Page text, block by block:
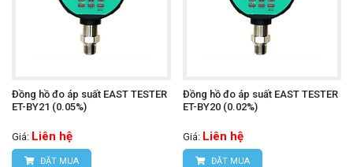
Đồng hồ đo áp suất EAST TESTER
ET-BY21 (0.05%)
Giá: Liên hệ
ĐẶT MUA
Đồng hồ đo áp suất EAST TESTER
ET-BY20 (0.02%)
Giá: Liên hệ
ĐẶT MUA